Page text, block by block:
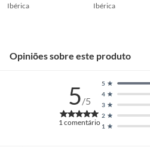
Ibérica
Ibérica
Opiniões sobre este produto
5/5
1comentário 1
2
3
4
5